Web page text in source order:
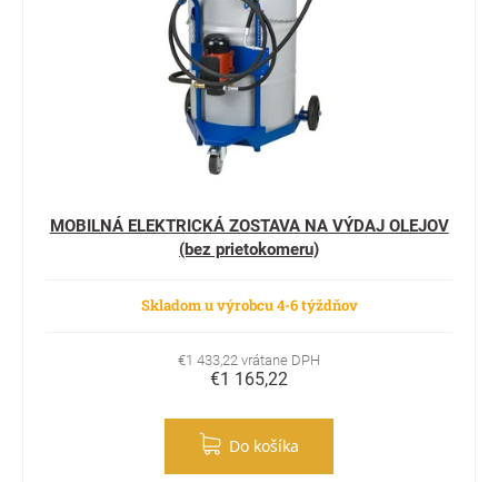
MOBILNÁ ELEKTRICKÁ ZOSTAVA NA VÝDAJ OLEJOV
(bez prietokomeru)
Skladom u výrobcu 4-6 týždňov
€1 433,22 vrátane DPH
€1 165,22
Do košíka